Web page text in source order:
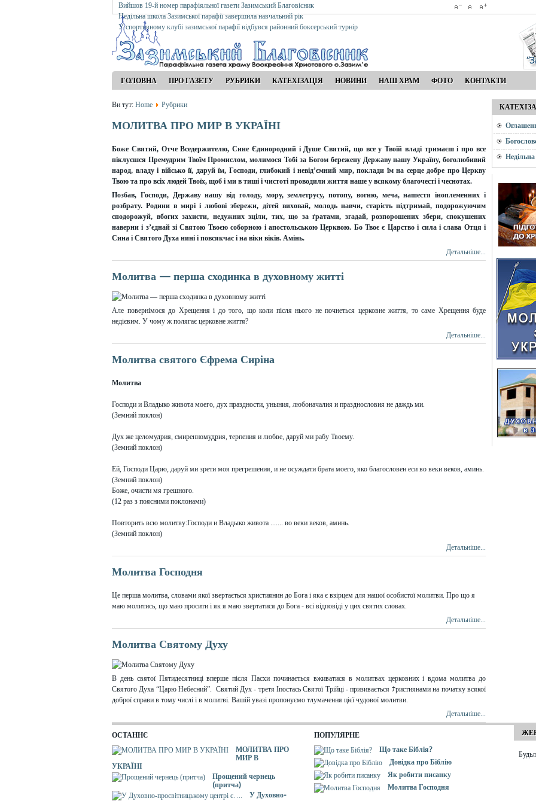
Вийшов 19-й номер парафіяльної газети Зазимський Благовісник
Недільна школа Зазимської парафії завершила навчальний рік
У спортивному клубі зазимської парафії відбувся районний боксерський турнір
ГОЛОВНА ПРО ГАЗЕТУ РУБРИКИ КАТЕХІЗАЦІЯ НОВИНИ НАШ ХРАМ ФОТО КОНТАКТИ
Ви тут: Home Рубрики
МОЛИТВА ПРО МИР В УКРАЇНІ
Боже Святий, Отче Вседержителю, Сине Єдинородний і Душе Святий, що все у Твоїй владі тримаєш і про все
піклуєшся Премудрим Твоїм Промислом, молимося Тобі за Богом бережену Державу нашу Україну, боголюбивий
народ, владу і військо її, даруй їм, Господи, глибокий і невід’ємний мир, поклади їм на серце добре про Церкву
Твою та про всіх людей Твоїх, щоб і ми в тиші і чистоті проводили життя наше у всякому благочесті і чеснотах.
Позбав, Господи, Державу нашу від голоду, мору, землетрусу, потопу, вогню, меча, нашестя іноплеменних і
розбрату. Родини в мирі і любові збережи, дітей виховай, молодь навчи, старість підтримай, подорожуючим
сподорожуй, вбогих захисти, недужних зціли, тих, що за ґратами, згадай, розпорошених збери, спокушених
наверни і з’єднай зі Святою Твоєю соборною і апостольською Церквою. Бо Твоє є Царство і сила і слава Отця і
Сина і Святого Духа нині і повсякчас і на віки віків. Амінь.
Детальніше...
Молитва — перша сходинка в духовному житті
Але повернімося до Хрещення і до того, що коли після нього не почнеться церковне життя, то саме Хрещення буде
недієвим. У чому ж полягає церковне життя?
Детальніше...
Молитва святого Єфрема Сиріна
Молитва
Господи и Владыко живота моего, дух праздности, уныния, любоначалия и празднословия не даждь ми.
(Земний поклон)
Дух же целомудрия, смиренномудрия, терпения и любве, даруй ми рабу Твоему.
(Земний поклон)
Ей, Господи Царю, даруй ми зрети моя прегрешения, и не осуждати брата моего, яко благословен еси во веки веков, аминь.
(Земний поклон)
Боже, очисти мя грешного.
(12 раз з поясними поклонами)
Повторить всю молитву:Господи и Владыко живота ....... во веки веков, аминь.
(Земний поклон)
Детальніше...
Молитва Господня
Це перша молитва, словами якої звертається християнин до Бога і яка є взірцем для нашої особистої молитви. Про що я
маю молитись, що маю просити і як я маю звертатися до Бога - всі відповіді у цих святих словах.
Детальніше...
Молитва Святому Духу
В день святої Пятидесятниці вперше після Пасхи починається вживатися в молитвах церковних і вдома молитва до
Святого Духа “Царю Небесний”. Святий Дух - третя Іпостась Святої Трійці - призивається ﾅристиянами на початку всякої
доброї справи в тому числі і в молитві. Вашій увазі пропонуємо тлумачення цієї чудової молитви.
Детальніше...
ОСТАННЄ
МОЛИТВА ПРО
МИР В
УКРАЇНІ
Прощений чернець
(притча)
У Духовно-
ПОПУЛЯРНЕ
Що таке Біблія?
Довідка про Біблію
Як робити писанку
Молитва Господня